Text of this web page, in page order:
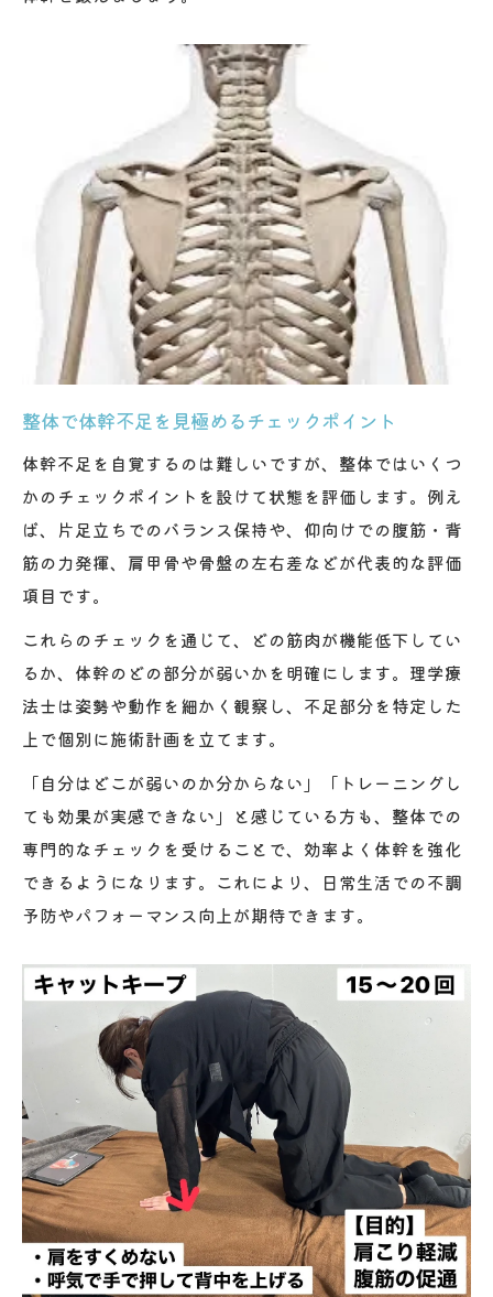
整体で体幹不足を見極めるチェックポイント
体幹不足を自覚するのは難しいですが、整体ではいくつ
かのチェックポイントを設けて状態を評価します。例え
ば、片足立ちでのバランス保持や、仰向けでの腹筋・背
筋の力発揮、肩甲骨や骨盤の左右差などが代表的な評価
項目です。
これらのチェックを通じて、どの筋肉が機能低下してい
るか、体幹のどの部分が弱いかを明確にします。理学療
法士は姿勢や動作を細かく観察し、不足部分を特定した
上で個別に施術計画を立てます。
「自分はどこが弱いのか分からない」「トレーニングし
ても効果が実感できない」と感じている方も、整体での
専門的なチェックを受けることで、効率よく体幹を強化
できるようになります。これにより、日常生活での不調
予防やパフォーマンス向上が期待できます。